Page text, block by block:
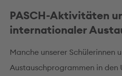
PASCH-Aktivitäten
internationaler
Manche unserer Schülerinnen
Austauschprogrammen in den